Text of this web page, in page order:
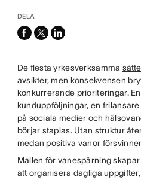
DELA
facebook
x-
linkedin
De flesta yrkesverksamma
avsikter, men konsekvensen
konkurrerande prioriteringar.
kunduppföljningar, en
på sociala medier och
börjar staplas. Utan struktur
medan positiva vanor
Mallen för vanespårning
att organisera dagliga